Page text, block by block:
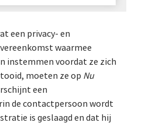
een privacy- en
waarmee
instemmen voordat ze zich
moeten ze op Nu
een
de contactpersoon wordt
is geslaagd en dat hij